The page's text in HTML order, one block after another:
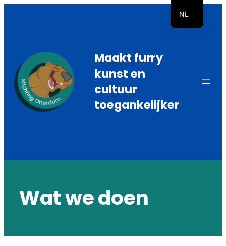
Maakt furry
kunst en
cultuur
toegankelijker
Wat we doen
NL
EN